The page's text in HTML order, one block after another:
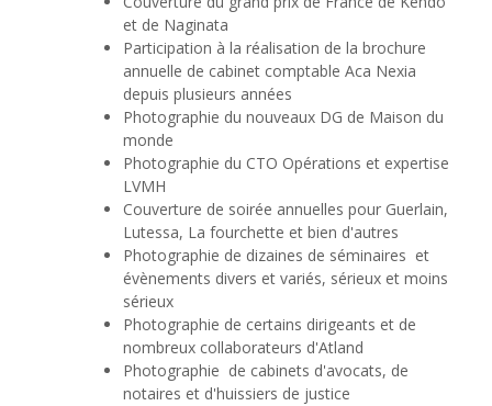
et de Naginata
Participation à la réalisation de la brochure
annuelle de cabinet comptable Aca Nexia
depuis plusieurs années
Photographie du nouveaux DG de Maison du
monde
Photographie du CTO Opérations et expertise
LVMH
Couverture de soirée annuelles pour Guerlain,
Lutessa, La fourchette et bien d'autres
Photographie de dizaines de séminaires et
évènements divers et variés, sérieux et moins
sérieux
Photographie de certains dirigeants et de
nombreux collaborateurs d'Atland
Photographie de cabinets d'avocats, de
notaires et d'huissiers de justice